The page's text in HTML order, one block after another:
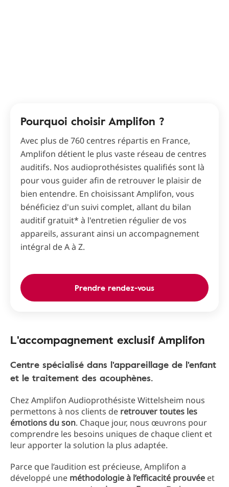
Pourquoi choisir Amplifon ?
Avec plus de 760 centres répartis en France,
Amplifon détient le plus vaste réseau de centres
auditifs. Nos audioprothésistes qualifiés sont là
pour vous guider afin de retrouver le plaisir de
bien entendre. En choisissant Amplifon, vous
bénéficiez d'un suivi complet, allant du bilan
auditif gratuit* à l'entretien régulier de vos
appareils, assurant ainsi un accompagnement
intégral de A à Z.
Prendre rendez-vous
L'accompagnement exclusif Amplifon
Centre spécialisé dans l'appareillage de l'enfant
et le traitement des acouphènes.
Chez Amplifon Audioprothésiste Wittelsheim nous
permettons à nos clients de retrouver toutes les
émotions du son. Chaque jour, nous œuvrons pour
comprendre les besoins uniques de chaque client et
leur apporter la solution la plus adaptée.
Parce que l’audition est précieuse, Amplifon a
développé une méthodologie à l’efficacité prouvée et